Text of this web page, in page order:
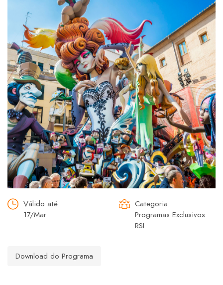
Válido até:
17/Mar
Categoria:
Programas Exclusivos
RSI
Download do Programa